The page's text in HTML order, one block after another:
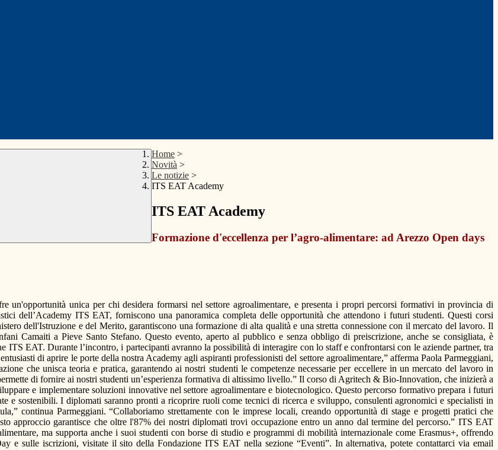
Home >
Novità >
Le notizie >
ITS EAT Academy
ITS EAT Academy
Formazione d'eccellenza per l’agro-alimentare: ad Arezzo Open days
un'opportunità unica per chi desidera formarsi nel settore agroalimentare, e presenta i propri percorsi formativi in provincia di
dell’Academy ITS EAT, forniscono una panoramica completa delle opportunità che attendono i futuri studenti. Questi corsi
dell'Istruzione e del Merito, garantiscono una formazione di alta qualità e una stretta connessione con il mercato del lavoro. Il
Camaiti a Pieve Santo Stefano. Questo evento, aperto al pubblico e senza obbligo di preiscrizione, anche se consigliata, è
ITS EAT. Durante l’incontro, i partecipanti avranno la possibilità di interagire con lo staff e confrontarsi con le aziende partner, tra
di aprire le porte della nostra Academy agli aspiranti professionisti del settore agroalimentare,” afferma Paola Parmeggiani,
che unisca teoria e pratica, garantendo ai nostri studenti le competenze necessarie per eccellere in un mercato del lavoro in
di fornire ai nostri studenti un’esperienza formativa di altissimo livello.” Il corso di Agritech & Bio-Innovation, che inizierà a
e implementare soluzioni innovative nel settore agroalimentare e biotecnologico. Questo percorso formativo prepara i futuri
e sostenibili. I diplomati saranno pronti a ricoprire ruoli come tecnici di ricerca e sviluppo, consulenti agronomici e specialisti in
continua Parmeggiani. “Collaboriamo strettamente con le imprese locali, creando opportunità di stage e progetti pratici che
approccio garantisce che oltre l'87% dei nostri diplomati trovi occupazione entro un anno dal termine del percorso.” ITS EAT
ma supporta anche i suoi studenti con borse di studio e programmi di mobilità internazionale come Erasmus+, offrendo
e sulle iscrizioni, visitate il sito della Fondazione ITS EAT nella sezione “Eventi”. In alternativa, potete contattarci via email